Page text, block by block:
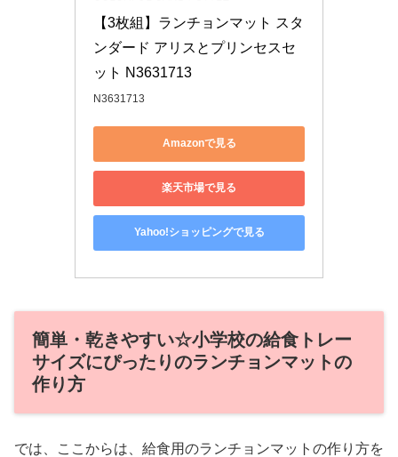
【3枚組】ランチョンマット スタ
ンダード アリスとプリンセスセ
ット N3631713
N3631713
Amazonで見る
楽天市場で見る
Yahoo!ショッピングで見る
簡単・乾きやすい☆小学校の給食トレー
サイズにぴったりのランチョンマットの
作り方
では、ここからは、給食用のランチョンマットの作り方を